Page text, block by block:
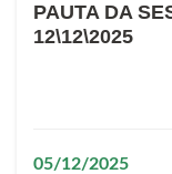
PAUTA DA
12\12\2025
05/12/2025